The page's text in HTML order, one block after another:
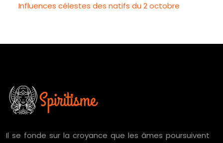
Influences célestes des natifs du 2 octobre
Il se fonde sur la croyance que les âmes poursuivent